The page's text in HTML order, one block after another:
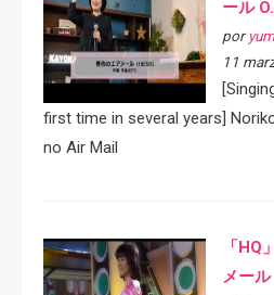
ール
por
11
first time in several years]
no Air Mail
「HQ
メー